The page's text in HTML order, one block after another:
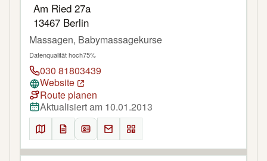
Am Ried 27a
13467 Berlin
Massagen, Babymassagekurse
Datenqualität hoch75%
030 81803439
Website
Route planen
Aktualisiert am 10.01.2013